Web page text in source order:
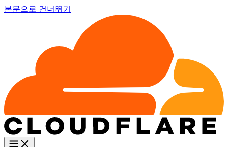
본문으로 건너뛰기